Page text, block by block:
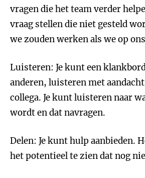
vragen die het team verder
vraag stellen die niet gesteld
we zouden werken als we op
Luisteren: Je kunt een
anderen, luisteren met
collega. Je kunt luisteren naar
wordt en dat navragen.
Delen: Je kunt hulp aanbieden.
het potentieel te zien dat nog